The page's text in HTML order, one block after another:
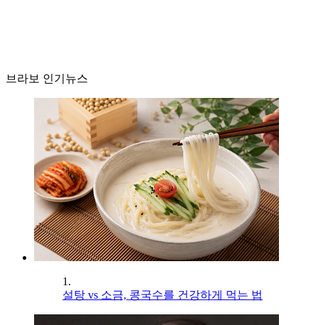
브라보 인기뉴스
1.
설탕 vs 소금, 콩국수를 건강하게 먹는 법